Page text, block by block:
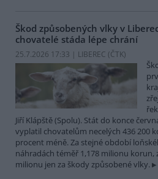
Škod způsobených vlky v
chovatelé stáda lépe chrání
25.7.2026 17:33 | LIBEREC (ČTK)
Jiří Klápště (Spolu). Stát do konce
vyplatil chovatelům necelých 436 200
procent méně. Za stejné období
náhradách téměř 1,178 milionu korun,
milionu jen za škody způsobené vlky.